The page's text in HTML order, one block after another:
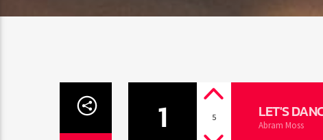
1 5 LET'S
Abram Moss